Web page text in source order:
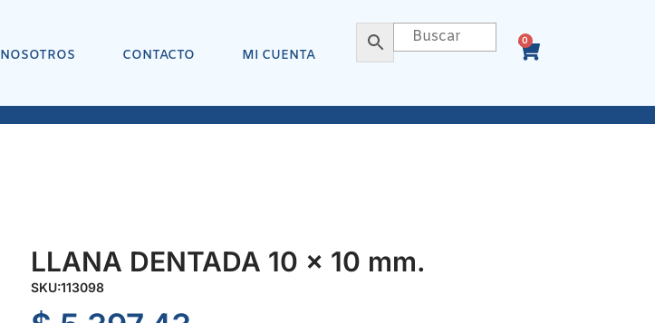
NOSOTROS CONTACTO MI CUENTA
0
LLANA DENTADA 10 x 10 mm.
SKU:113098